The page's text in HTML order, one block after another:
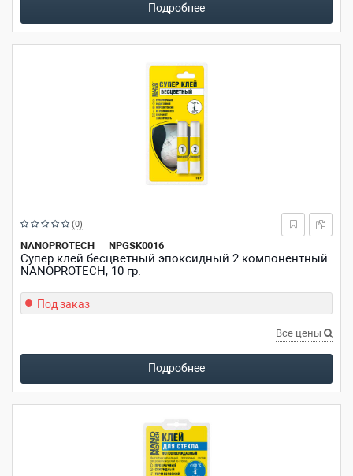
Подробнее
NANOPROTECH NPGSK0016
Супер клей бесцветный эпоксидный 2 компонентный
NANOPROTECH, 10 гр.
Рейтинг:
из
5
звезд
(0)
Под заказ
Все цены
Подробнее